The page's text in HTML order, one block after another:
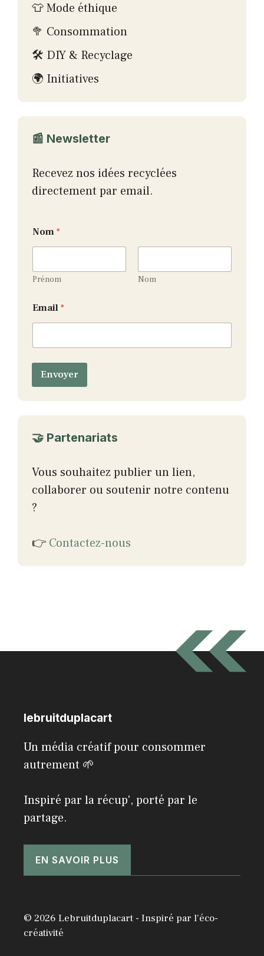
👕 Mode éthique
🥦 Consommation
🛠 DIY & Recyclage
🌍 Initiatives
📰 Newsletter
Recevez nos idées recyclées
directement par email.
Nom *
Prénom Nom
o
m
*
Email *
Envoyer
🤝 Partenariats
Vous souhaitez publier un lien,
collaborer ou soutenir notre contenu
?
👉 Contactez-nous
lebruitduplacart
Un média créatif pour consommer
autrement 🌱
Inspiré par la récup', porté par le
partage.
EN SAVOIR PLUS
© 2026 Lebruitduplacart - Inspiré par l'éco-
créativité